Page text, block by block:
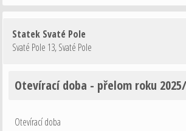
Statek Svaté Pole
Svaté Pole 13,Svaté Pole
Otevírací doba - přelom roku
Otevírací doba